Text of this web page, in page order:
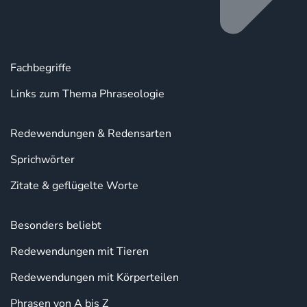
Fachbegriffe
Links zum Thema Phraseologie
Redewendungen & Redensarten
Sprichwörter
Zitate & geflügelte Worte
Besonders beliebt
Redewendungen mit Tieren
Redewendungen mit Körperteilen
Phrasen von A bis Z